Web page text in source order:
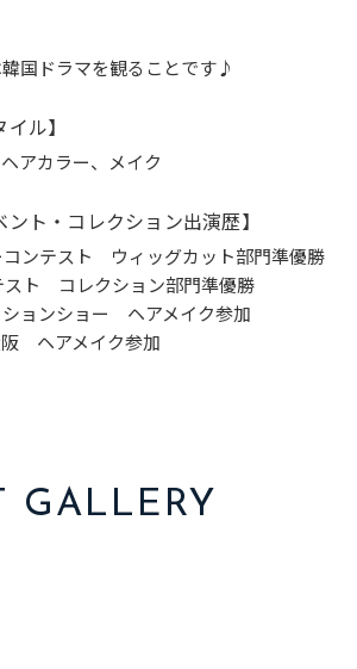
国ドラマを観ることです♪
ル】
アカラー、メイク
ント・コレクション出演歴】
コンテスト ウィッグカット部門準優勝
スト コレクション部門準優勝
ションショー ヘアメイク参加
阪 ヘアメイク参加
GALLERY